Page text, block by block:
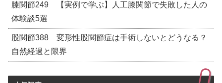
膝関節249 【実例で学ぶ】人工膝関節で失敗した人の
体験談5選
股関節388 変形性股関節症は手術しないとどうなる？
自然経過と限界